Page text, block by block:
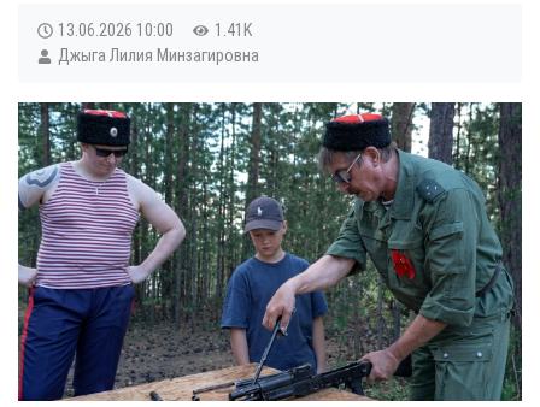
13.06.2026 10:00
1.41K
Джыга Лилия Минзагировна